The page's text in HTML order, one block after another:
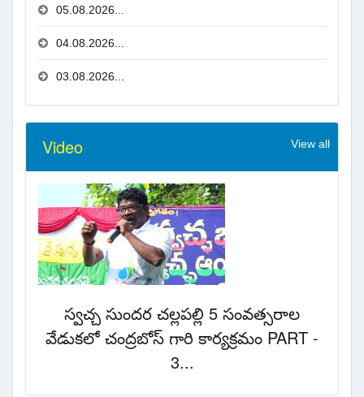
05.08.2026...
04.08.2026...
03.08.2026...
Video View all
స్వచ్చ సుందర చల్లపల్లి 5 సంవత్సరాల
వేడుకలో చంద్రబోస్ గారి కార్యక్రమం PART -
3...